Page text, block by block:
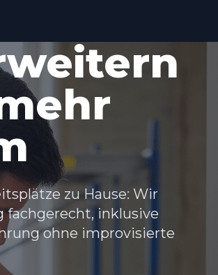
zu Hause: Wir
inklusive
ohne improvisierte